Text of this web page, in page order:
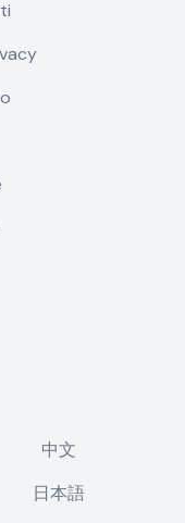
中文
日本語